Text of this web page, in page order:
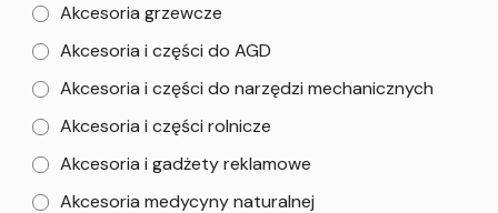
Akcesoria grzewcze
Akcesoria i części do AGD
Akcesoria i części do narzędzi mechanicznych
Akcesoria i części rolnicze
Akcesoria i gadżety reklamowe
Akcesoria medycyny naturalnej